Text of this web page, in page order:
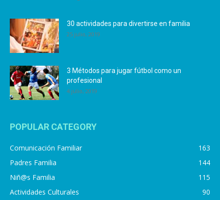
30 actividades para divertirse en familia
25 julio, 2019
3 Métodos para jugar fútbol como un
profesional
4 julio, 2019
POPULAR CATEGORY
Comunicación Familiar
163
Padres Familia
144
Niñ@s Familia
115
Actividades Culturales
90